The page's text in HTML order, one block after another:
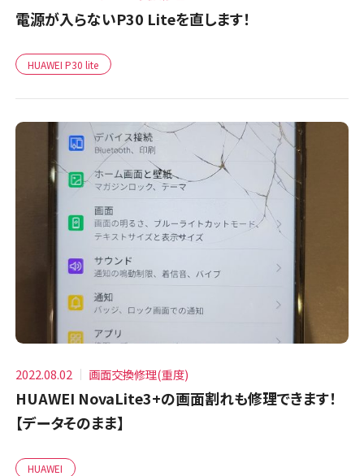
電源が入らないP30 Liteを直します！
HUAWEI P30 lite
2022.08.02 画面交換修理(重度)
HUAWEI NovaLite3+の画面割れも修理できます！
【データそのまま】
HUAWEI